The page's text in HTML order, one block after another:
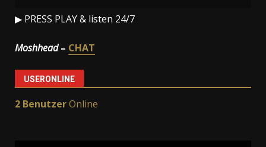
▶ PRESS PLAY & listen 24/7
Moshhead– CHAT
USERONLINE
2 BenutzerOnline